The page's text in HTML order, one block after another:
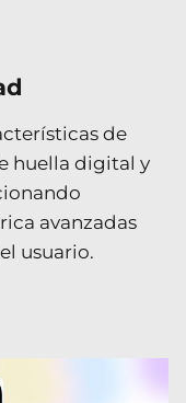
de
huella digital y
avanzadas
usuario.